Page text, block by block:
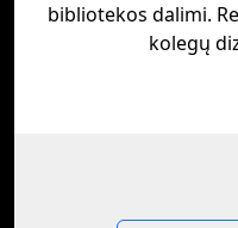
bibliotekos dalimi.
kolegų